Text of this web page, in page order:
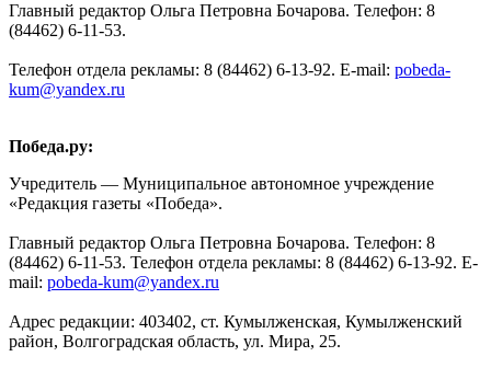
Главный редактор Ольга Петровна Бочарова. Телефон: 8
(84462) 6-11-53.
Телефон отдела рекламы: 8 (84462) 6-13-92. E-mail: pobeda-
kum@yandex.ru
Победа.ру:
Учредитель — Муниципальное автономное учреждение
«Редакция газеты «Победа».
Главный редактор Ольга Петровна Бочарова. Телефон: 8
(84462) 6-11-53. Телефон отдела рекламы: 8 (84462) 6-13-92. E-
mail: pobeda-kum@yandex.ru
Адрес редакции: 403402, ст. Кумылженская, Кумылженский
район, Волгоградская область, ул. Мира, 25.